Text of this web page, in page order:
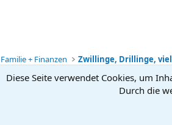
Familie + Finanzen Zwillinge, Drillinge,
Diese Seite verwendet Cookies, um
Durch die